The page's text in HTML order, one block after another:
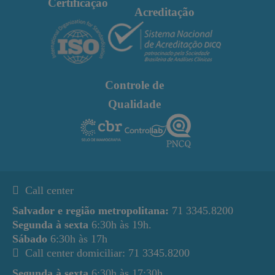
Certificação
Acreditação
Controle de
Qualidade
Call center
Salvador e região metropolitana: 71 3345.8200
Segunda à sexta 6:30h às 19h.
Sábado 6:30h às 17h
Call center domiciliar: 71 3345.8200